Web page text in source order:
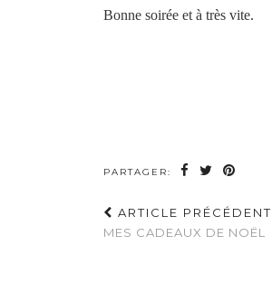
Bonne soirée et à très vite.
PARTAGER:
ARTICLE PRÉCÉDENT
MES CADEAUX DE NOËL